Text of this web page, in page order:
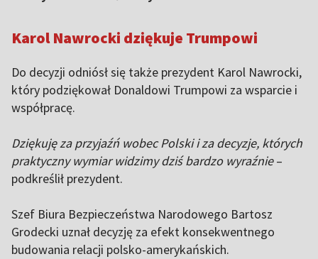
Karol Nawrocki dziękuje Trumpowi
Do decyzji odniósł się także prezydent Karol Nawrocki,
który podziękował Donaldowi Trumpowi za wsparcie i
współpracę.
Dziękuję za przyjaźń wobec Polski i za decyzje, których
praktyczny wymiar widzimy dziś bardzo wyraźnie–
podkreślił prezydent.
Szef Biura Bezpieczeństwa Narodowego Bartosz
Grodecki uznał decyzję za efekt konsekwentnego
budowania relacji polsko-amerykańskich.